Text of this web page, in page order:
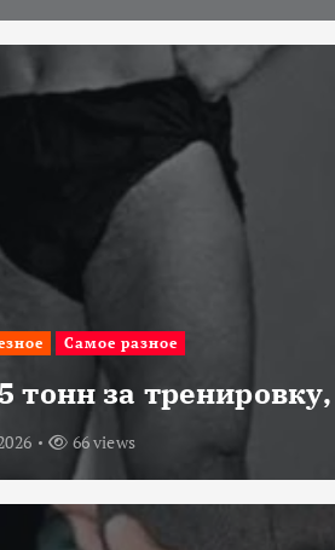
Самое разное
тонн за
66 views